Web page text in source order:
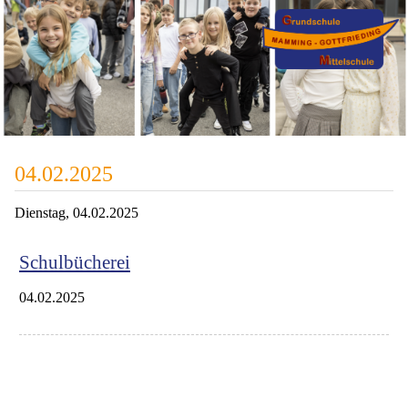
04.02.2025
Dienstag, 04.02.2025
Schulbücherei
04.02.2025